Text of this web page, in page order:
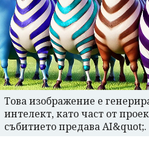
Това изображение е
интелект, като част от
събитието предава AI&quot;.